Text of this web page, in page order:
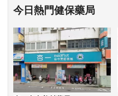
今日熱門健保藥局